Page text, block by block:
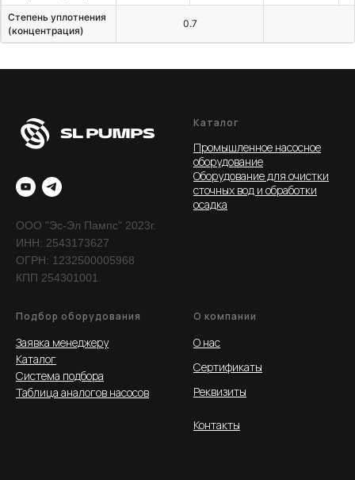
Степень уплотнения
(концентрация)
0.7
ООО "Эс-Эл Пампс" 2023г.
ИНН: 2543173627
ОГРН: 1232500005968
КПП 254301001
Каталог
Промышленное насосное
оборудование
Оборудование для очистки
сточных вод и обработки
осадка
Подбор оборудования
Заявка менеджеру
Каталог
Система подбора
Таблица аналогов насосов
О компании
О нас
Сертификаты
Реквизиты
Контакты